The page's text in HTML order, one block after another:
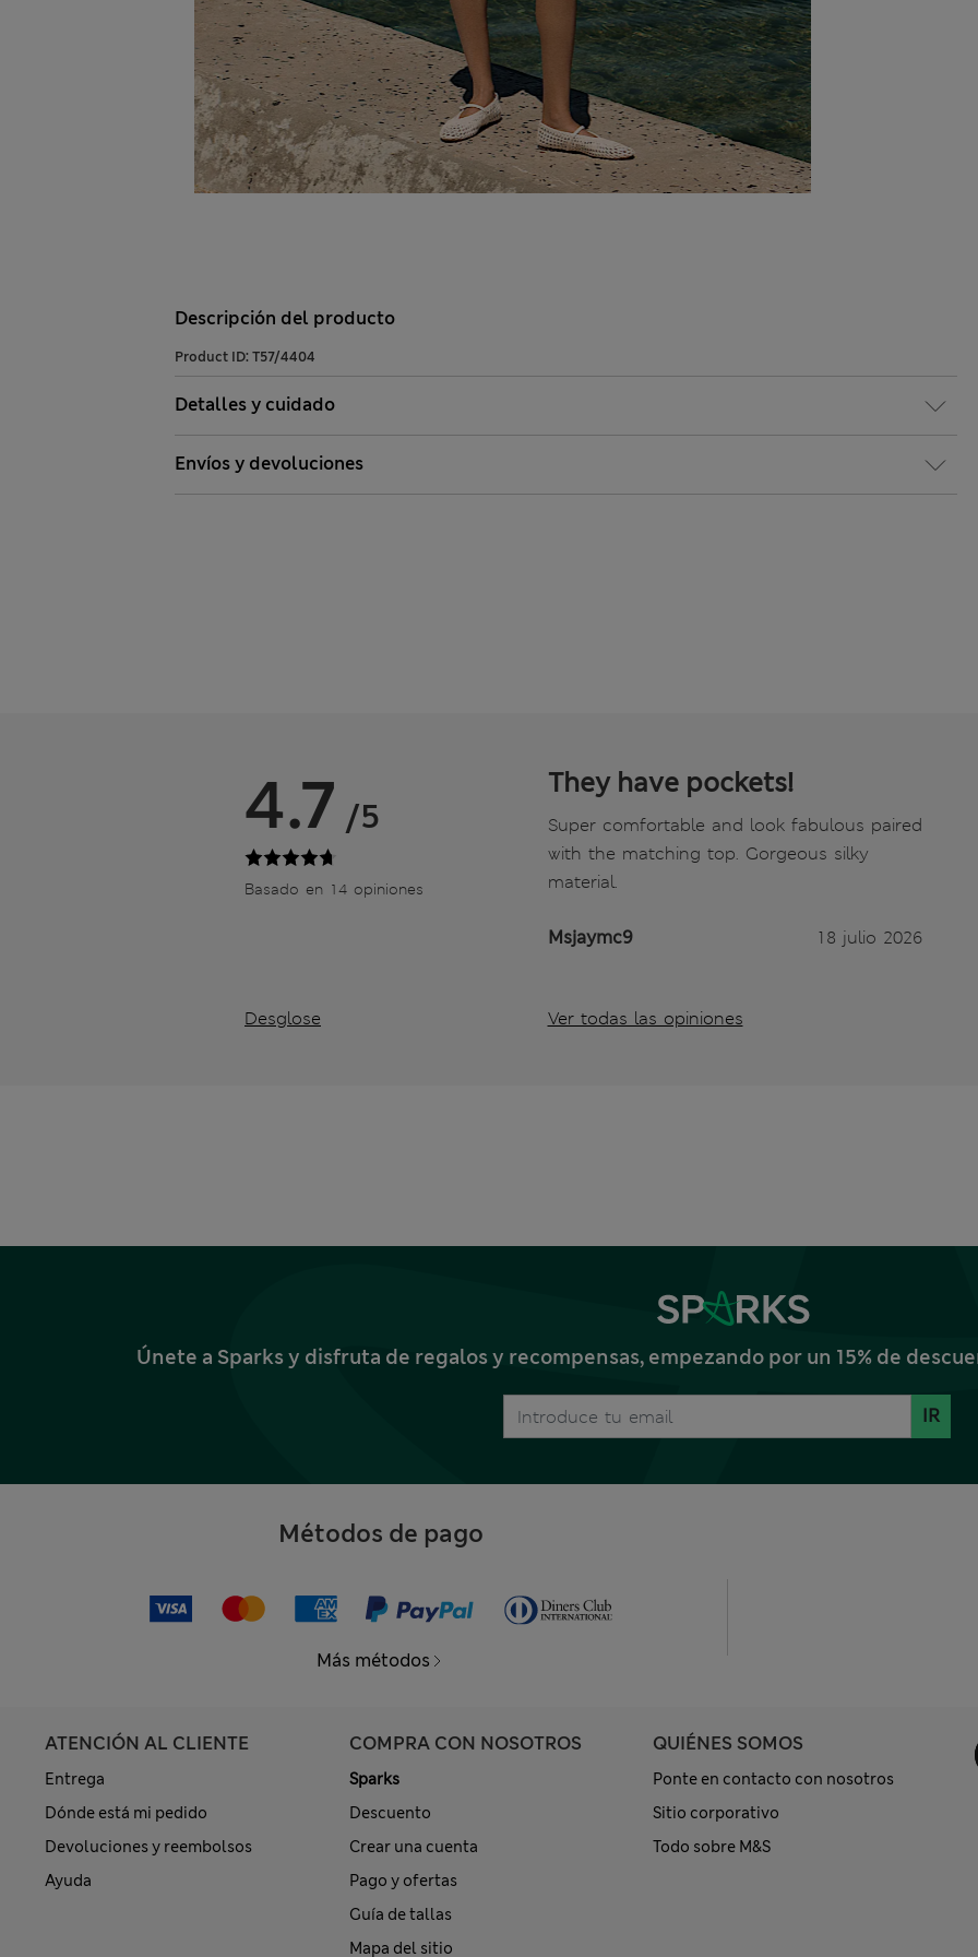
Descripción del producto
Product ID: T57/4404
Detalles y cuidado
Envíos y devoluciones
4.7 /5
Basado en 14 opiniones
Desglose
They have pockets!
Super comfortable and look fabulous paired
with the matching top. Gorgeous silky
material.
Msjaymc9 18 julio 2026
Ver todas las opiniones
Únete a Sparks y disfruta de regalos y recompensas, empezando por un 15% de
IR
Métodos de pago
Más métodos
ATENCIÓN AL CLIENTE
Entrega
Dónde está mi pedido
Devoluciones y reembolsos
Ayuda
COMPRA CON NOSOTROS
Sparks
Descuento
Crear una cuenta
Pago y ofertas
Guía de tallas
Mapa del sitio
QUIÉNES SOMOS
Ponte en contacto con nosotros
Sitio corporativo
Todo sobre M&S